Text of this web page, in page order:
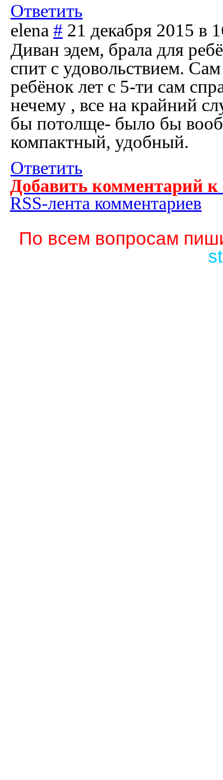
Ответить
elena # 21 декабря 2015 в
Диван эдем, брала для
спит с удовольствием.
ребёнок лет с 5-ти сам
нечему , все на крайний
бы потолще- было бы
компактный, удобный.
Ответить
Добавить комментарий к
RSS-лента комментариев
По всем вопросам